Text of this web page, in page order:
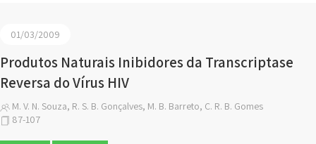
01/03/2009
Produtos Naturais Inibidores da Transcriptase
Reversa do Vírus HIV
M. V. N. Souza, R. S. B. Gonçalves, M. B. Barreto, C. R. B. Gomes
87-107